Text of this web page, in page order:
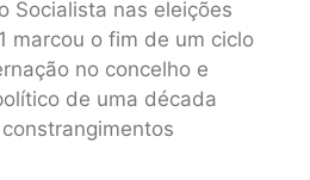
Socialista nas eleições
marcou o fim de um ciclo
no concelho e
de uma década